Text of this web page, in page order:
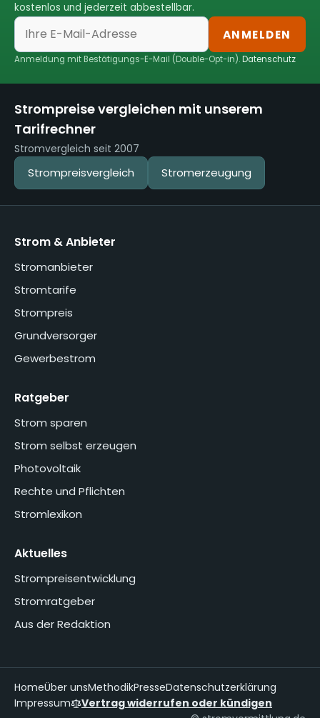
kostenlos und jederzeit abbestellbar.
ANMELDEN
Anmeldung mit Bestätigungs-E-Mail (Double-Opt-in).Datenschutz
Strompreise vergleichen mit unserem
Tarifrechner
Stromvergleich seit 2007
Strompreisvergleich Stromerzeugung
Strom & Anbieter
Stromanbieter
Stromtarife
Strompreis
Grundversorger
Gewerbestrom
Ratgeber
Strom sparen
Strom selbst erzeugen
Photovoltaik
Rechte und Pflichten
Stromlexikon
Aktuelles
Strompreisentwicklung
Stromratgeber
Aus der Redaktion
HomeÜber unsMethodikPresseDatenschutzerklärung
Impressum
Vertrag widerrufen oder kündigen